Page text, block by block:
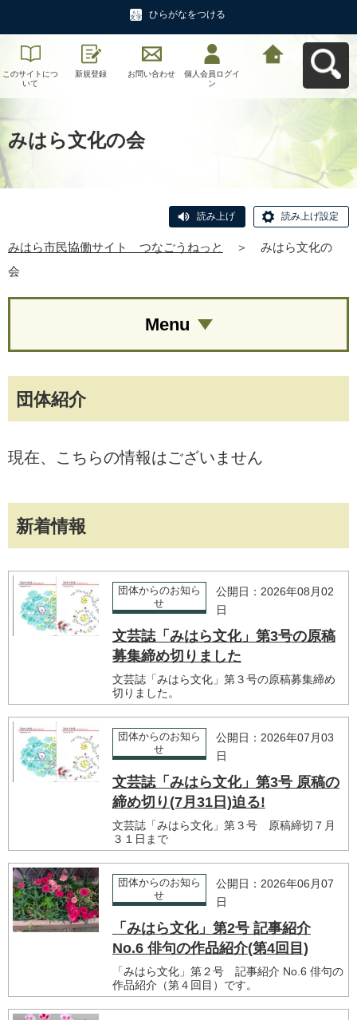
ひらがなをつける
このサイトにつ
いて
新規登録 お問い合わせ
個人会員ログイ
ン
みはら文化の会
読み上げ 読み上げ設定
みはら市民協働サイト つなごうねっと ＞
みはら文化の
会
団体紹介
現在、こちらの情報はございません
新着情報
団体からのお知ら
せ
公開日：2026年08月02
日
文芸誌「みはら文化」第3号の原稿
募集締め切りました
文芸誌「みはら文化」第３号の原稿募集締め
切りました。
団体からのお知ら
せ
公開日：2026年07月03
日
文芸誌「みはら文化」第3号 原稿の
締め切り(7月31日)迫る!
文芸誌「みはら文化」第３号 原稿締切７月
３１日まで
団体からのお知ら
せ
公開日：2026年06月07
日
「みはら文化」第2号 記事紹介
No.6 俳句の作品紹介(第4回目)
「みはら文化」第２号 記事紹介 No.6 俳句の
作品紹介（第４回目）です。
Menu